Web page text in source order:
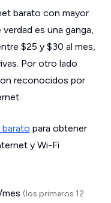
barato con mayor
es una ganga,
$25 y $30 al mes,
Por otro lado
reconocidos por
para obtener
y Wi-Fi
(los primeros 12